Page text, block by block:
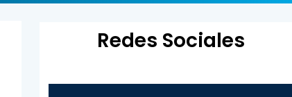
Redes Sociales